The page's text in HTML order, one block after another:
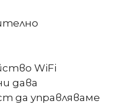
WiFi
дава
да управляваме